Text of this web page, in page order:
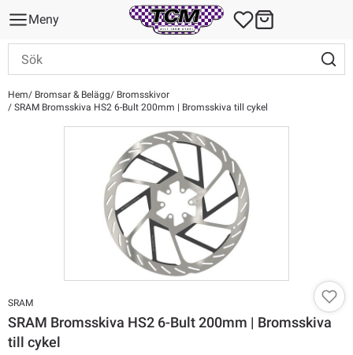
Meny
Hem Bromsar & Belägg
Bromsskivor
SRAM Bromsskiva HS2 6-Bult 200mm | Bromsskiva till cykel
SRAM
SRAM Bromsskiva HS2 6-Bult 200mm | Bromsskiva
till cykel